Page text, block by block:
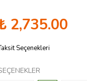
2,735.00
Seçenekleri